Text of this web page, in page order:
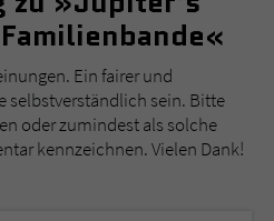
Ein fairer und
selbstverständlich sein. Bitte
oder zumindest als solche
kennzeichnen. Vielen Dank!